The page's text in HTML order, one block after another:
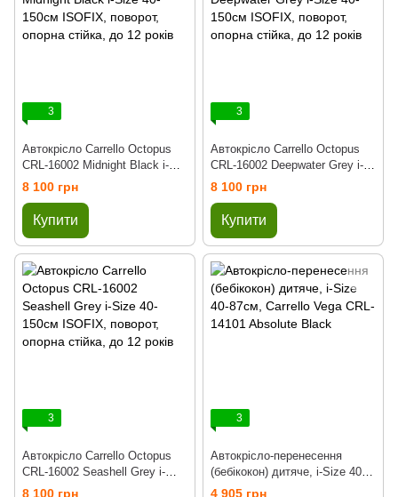
3
Автокрісло Carrello Octopus
CRL-16002 Midnight Black i-
Size 40-150см ISOFIX,
поворот, опорна стійка, до 12
років
8 100 грн
Купити
3
Автокрісло Carrello Octopus
CRL-16002 Deepwater Grey i-
Size 40-150см ISOFIX,
поворот, опорна стійка, до 12
років
8 100 грн
Купити
3
Автокрісло Carrello Octopus
CRL-16002 Seashell Grey i-
Size 40-150см ISOFIX,
8 100 грн
3
Автокрісло-перенесення
(бебікокон) дитяче, i-Size 40-
87см, Carrello Vega CRL-14101
4 905 грн